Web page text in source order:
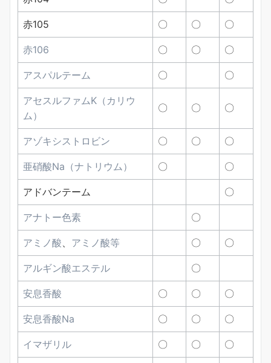
赤105 〇 〇 〇
赤106 〇 〇 〇
アスパルテーム 〇 〇
アセスルファムK （カリウ
ム）
〇 〇 〇
アゾキシストロビン 〇 〇 〇
亜硝酸Na（ナトリウム） 〇 〇
アドバンテーム 〇
アナトー色素 〇
アミノ酸、 アミノ酸等 〇 〇
アルギン酸エステル 〇
安息香酸 〇 〇 〇
安息香酸Na 〇 〇 〇
イマザリル 〇 〇 〇